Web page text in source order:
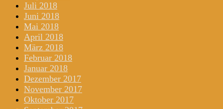
Juli 2018
Juni 2018
Mai 2018
April 2018
März 2018
Februar 2018
Januar 2018
Dezember 2017
November 2017
Oktober 2017